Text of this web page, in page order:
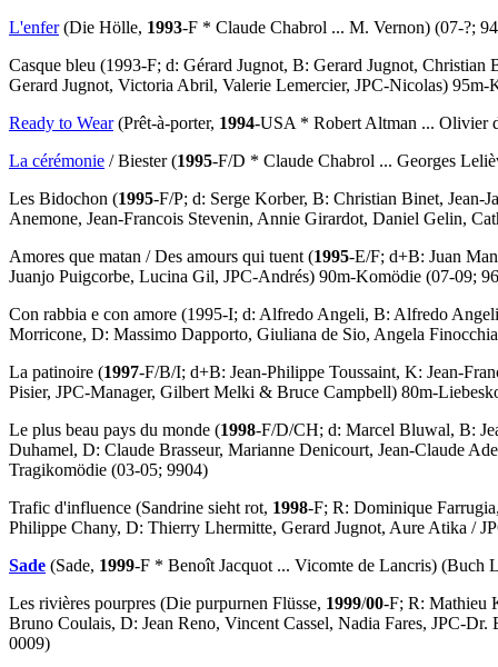
L'enfer(Die Hölle, 1993-F * Claude Chabrol ... M. Vernon) (07-?;
Casque bleu (1993-F; d: Gérard Jugnot, B: Gerard Jugnot,
Gerard Jugnot, Victoria Abril, Valerie Lemercier, JPC-Nicolas) 95m-
Ready to Wear(Prêt-à-porter, 1994-USA * Robert Altman ... Olivier
La cérémonie /Biester(1995-F/D * Claude Chabrol ... Georges
Les Bidochon (1995-F/P; d: Serge Korber, B: Christian Binet, Jean-
Anemone, Jean-Francois Stevenin, Annie Girardot, Daniel Gelin,
Amores que matan /Des amours qui tuent (1995-E/F; d+B: Juan
Juanjo Puigcorbe, Lucina Gil, JPC-Andrés) 90m-Komödie (07-09;
Con rabbia e con amore (1995-I; d: Alfredo Angeli, B: Alfredo
Morricone, D: Massimo Dapporto, Giuliana de Sio, Angela
La patinoire (1997-F/B/I; d+B: Jean-Philippe Toussaint, K: Jean-
Pisier, JPC-Manager, Gilbert Melki & Bruce Campbell) 80m-
Le plus beau pays du monde (1998-F/D/CH; d: Marcel Bluwal, B:
Duhamel, D: Claude Brasseur, Marianne Denicourt, Jean-Claude
Tragikomödie (03-05; 9904)
Trafic d'influence (Sandrine sieht rot, 1998-F; R: Dominique
Philippe Chany, D: Thierry Lhermitte, Gerard Jugnot, Aure Atika /
Sade (Sade, 1999-F * Benoît Jacquot ... Vicomte de Lancris) (Buch
Les rivières pourpres (Die purpurnen Flüsse, 1999/00-F; R: Mathieu
Bruno Coulais, D: Jean Reno, Vincent Cassel, Nadia Fares, JPC-
0009)